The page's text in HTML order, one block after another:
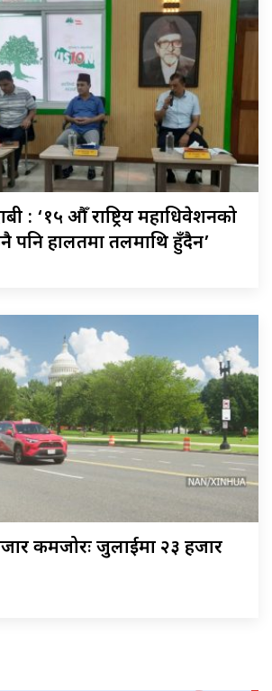
: ‘१५ औँ राष्ट्रिय महाधिवेशनको
पनि हालतमा तलमाथि हुँदैन’
कमजोरः जुलाईमा २३ हजार